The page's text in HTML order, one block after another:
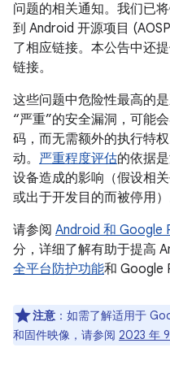
问题的相关通知。我们已
到 Android 开源项目
了相应链接。本公告中还
链接。
这些问题中危险性最高的
“严重”的安全漏洞，可能
码，而无需额外的执行特
动。 严重程度评估的依据
设备造成的影响（假设相
或出于开发目的而被停用）
请参阅 Android 和 Google
分，详细了解有助于提高
全平台防护功能和 Google
注意 ：如需了解适用于
和固件映像，请参阅 2023 年